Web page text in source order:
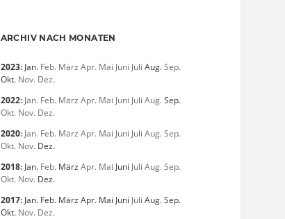
ARCHIV NACH MONATEN
2023: Jan. Feb. März Apr. Mai Juni Juli Aug.Sep.
Okt. Nov. Dez.
2022: Jan. Feb. März Apr. Mai Juni Juli Aug.Sep.
Okt. Nov. Dez.
2020: Jan. Feb. März Apr. Mai Juni Juli Aug.Sep.
Okt. Nov. Dez.
2018: Jan. Feb. März Apr. Mai Juni Juli Aug.Sep.
Okt. Nov. Dez.
2017: Jan. Feb. März Apr. Mai Juni Juli Aug.Sep.
Okt. Nov. Dez.